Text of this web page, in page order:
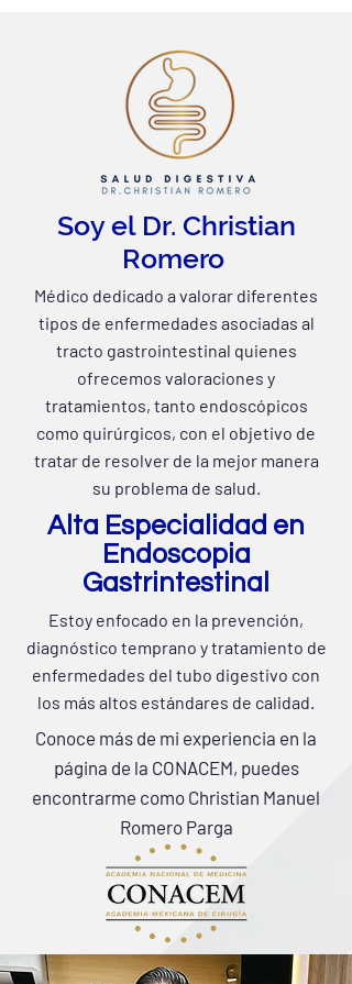
Soy el Dr. Christian
Romero
Médico dedicado a valorar diferentes
tipos de enfermedades asociadas al
tracto gastrointestinal quienes
ofrecemos valoraciones y
tratamientos, tanto endoscópicos
como quirúrgicos, con el objetivo de
tratar de resolver de la mejor manera
su problema de salud.
Alta Especialidad en
Endoscopia
Gastrintestinal
Estoy enfocado en la prevención,
diagnóstico temprano y tratamiento de
enfermedades del tubo digestivo con
los más altos estándares de calidad.
Conoce más de mi experiencia en la
página de la CONACEM, puedes
encontrarme como Christian Manuel
Romero Parga